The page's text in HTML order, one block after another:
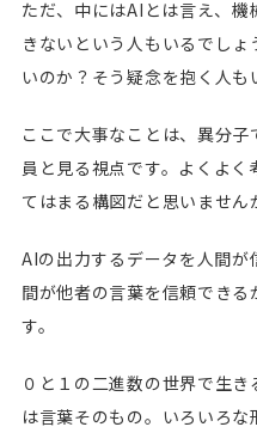
ただ、中にはAIとは言え、
きないという人もいるでし
いのか？そう疑念を抱く人も
ここで大事なことは、異分
員と見る視点です。よくよ
てはまる構図だと思いません
AIの出力するデータを人間が
間が他者の言葉を信頼でき
す。
０と１の二進数の世界で生
は言葉そのもの。いろいろ